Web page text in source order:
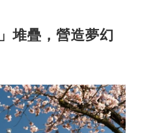
堆疊，營造夢幻